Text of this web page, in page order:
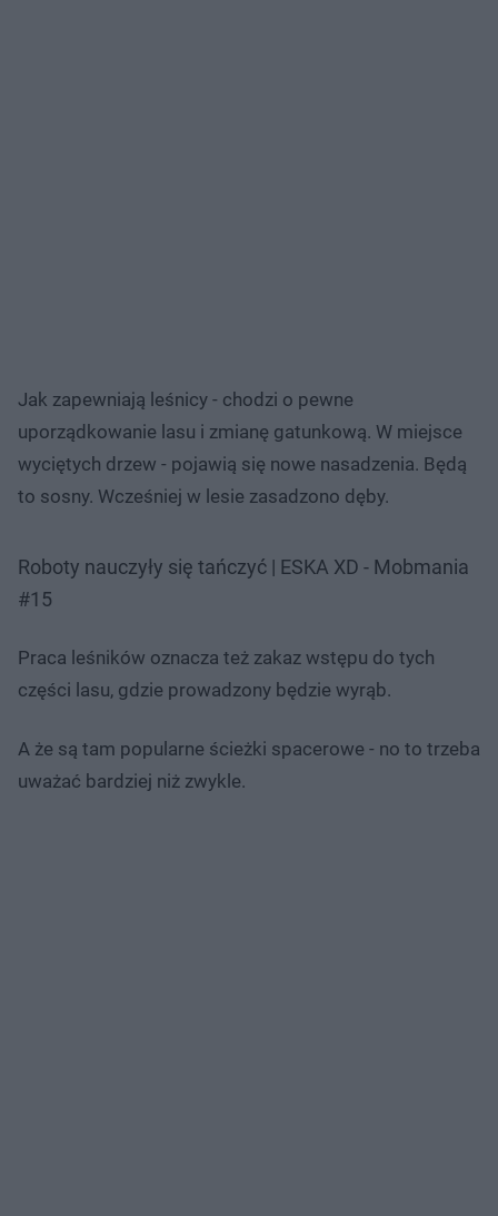
Jak zapewniają leśnicy - chodzi o pewne
uporządkowanie lasu i zmianę gatunkową. W miejsce
wyciętych drzew - pojawią się nowe nasadzenia. Będą
to sosny. Wcześniej w lesie zasadzono dęby.
Roboty nauczyły się tańczyć | ESKA XD - Mobmania
#15
Praca leśników oznacza też zakaz wstępu do tych
części lasu, gdzie prowadzony będzie wyrąb.
A że są tam popularne ścieżki spacerowe - no to trzeba
uważać bardziej niż zwykle.